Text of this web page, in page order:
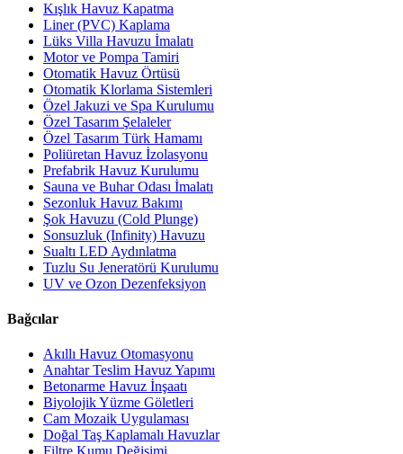
Kışlık Havuz Kapatma
Liner (PVC) Kaplama
Lüks Villa Havuzu İmalatı
Motor ve Pompa Tamiri
Otomatik Havuz Örtüsü
Otomatik Klorlama Sistemleri
Özel Jakuzi ve Spa Kurulumu
Özel Tasarım Şelaleler
Özel Tasarım Türk Hamamı
Poliüretan Havuz İzolasyonu
Prefabrik Havuz Kurulumu
Sauna ve Buhar Odası İmalatı
Sezonluk Havuz Bakımı
Şok Havuzu (Cold Plunge)
Sonsuzluk (Infinity) Havuzu
Sualtı LED Aydınlatma
Tuzlu Su Jeneratörü Kurulumu
UV ve Ozon Dezenfeksiyon
Bağcılar
Akıllı Havuz Otomasyonu
Anahtar Teslim Havuz Yapımı
Betonarme Havuz İnşaatı
Biyolojik Yüzme Göletleri
Cam Mozaik Uygulaması
Doğal Taş Kaplamalı Havuzlar